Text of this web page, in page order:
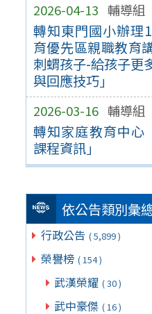
2026-04-13 輔導組
轉知東門國小辦理
育優先區親職教育
刺蝟孩子-給孩子更
與回應技巧」
2026-03-16 輔導組
轉知家庭教育中心
課程資訊」
依公告類別彙
行政公告 ( 5,899 )
榮譽榜 ( 154 )
武漢榮耀 ( 30 )
武中豪傑 ( 16 )